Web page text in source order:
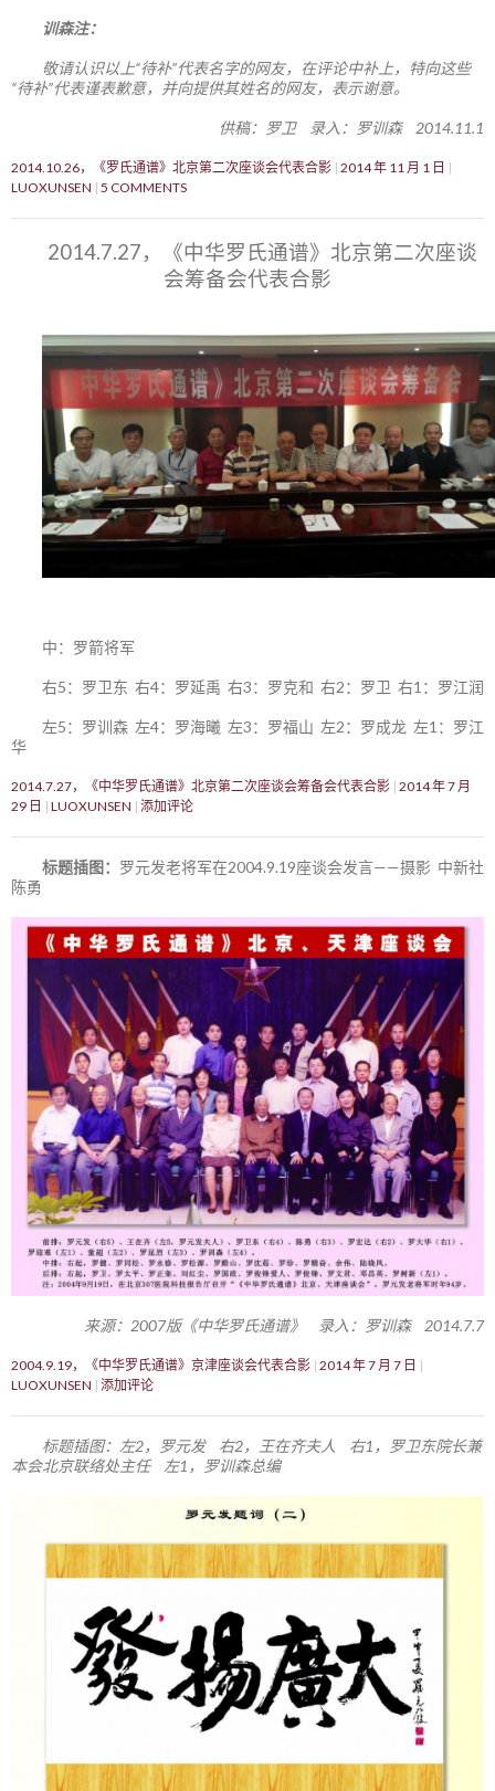
训森注：
敬请认识以上“待补”代表名字的网友，在评论中补上，特向这些
“待补”代表谨表歉意，并向提供其姓名的网友，表示谢意。
供稿：罗卫 录入：罗训森 2014.11.1
2014.10.26，《罗氏通谱》北京第二次座谈会代表合影 2014 年 11 月 1 日
LUOXUNSEN 5 COMMENTS
2014.7.27，《中华罗氏通谱》北京第二次座谈
会筹备会代表合影
中：罗箭将军
右5：罗卫东 右4：罗延禹 右3：罗克和 右2：罗卫 右1：罗江润
左5：罗训森 左4：罗海曦 左3：罗福山 左2：罗成龙 左1：罗江
华
2014.7.27，《中华罗氏通谱》北京第二次座谈会筹备会代表合影 2014 年 7 月
29 日
LUOXUNSEN 添加评论
标题插图： 罗元发老将军在2004.9.19座谈会发言——摄影 中新社
陈勇
来源：2007版《中华罗氏通谱》 录入：罗训森 2014.7.7
2004.9.19，《中华罗氏通谱》京津座谈会代表合影 2014 年 7 月 7 日
LUOXUNSEN 添加评论
标题插图：左2，罗元发 右2，王在齐夫人 右1，罗卫东院长兼
本会北京联络处主任 左1，罗训森总编